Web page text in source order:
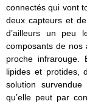
connectés qui vont
deux capteurs et
d’ailleurs un peu
composants de nos
proche infrarouge.
lipides et protides,
solution
qu’elle peut par